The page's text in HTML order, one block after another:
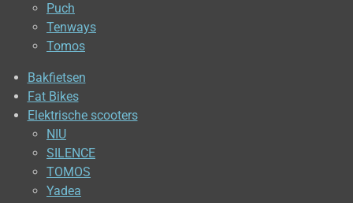
Puch
Tenways
Tomos
Bakfietsen
Fat Bikes
Elektrische scooters
NIU
SILENCE
TOMOS
Yadea